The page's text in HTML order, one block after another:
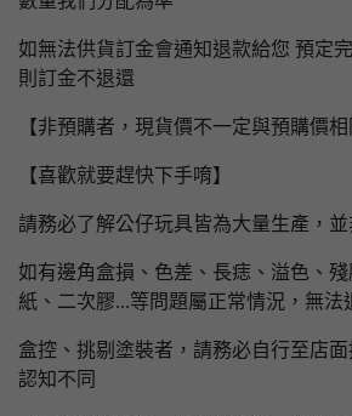
如無法供貨訂金會通知退款給您 預定
則訂金不退還
【非預購者，現貨價不一定與預購價相
【喜歡就要趕快下手唷】
請務必了解公仔玩具皆為大量生產，
如有邊角盒損、色差、長痣、溢色、
紙、二次膠...等問題屬正常情況，無法
盒控、挑剔塗裝者，請務必自行至店
認知不同